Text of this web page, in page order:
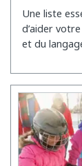
Une liste
d’aider
et du